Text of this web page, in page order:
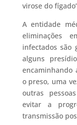
virose do
A entidade
eliminações
infectados são
alguns
encaminhando
o preso, uma
outras
evitar a
transmissão